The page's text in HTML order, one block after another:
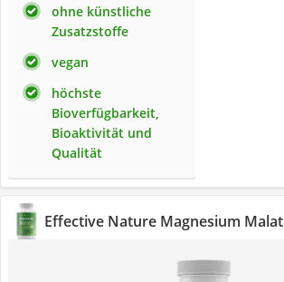
ohne künstliche
Zusatzstoffe
vegan
höchste
Bioverfügbarkeit,
Bioaktivität und
Qualität
Effective Nature Magnesium Malat